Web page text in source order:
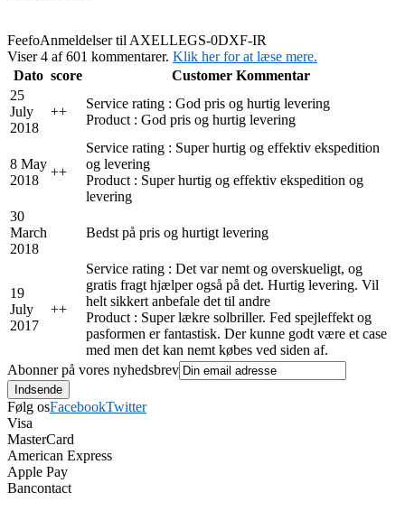
FeefoAnmeldelser til AXELLEGS-0DXF-IR
Viser 4 af 601 kommentarer. Klik her for at læse mere.
Dato score
Customer Kommentar
25
July
2018
++
Service rating : God pris og hurtig levering
Product : God pris og hurtig levering
8 May
2018
++
Service rating : Super hurtig og effektiv ekspedition
og levering
Product : Super hurtig og effektiv ekspedition og
levering
30
March
2018
Bedst på pris og hurtigt levering
19
July
2017
++
Service rating : Det var nemt og overskueligt, og
gratis fragt hjælper også på det. Hurtig levering. Vil
helt sikkert anbefale det til andre
Product : Super lækre solbriller. Fed spejleffekt og
pasformen er fantastisk. Der kunne godt være et case
med men det kan nemt købes ved siden af.
Abonner på vores nyhedsbrev
Følg osFacebookTwitter
Visa
MasterCard
American Express
Apple Pay
Bancontact